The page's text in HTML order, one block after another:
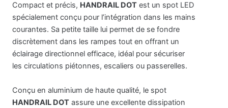
Compact et précis, HANDRAIL DOT est un spot LED
spécialement conçu pour l’intégration dans les mains
courantes. Sa petite taille lui permet de se fondre
discrètement dans les rampes tout en offrant un
éclairage directionnel efficace, idéal pour sécuriser
les circulations piétonnes, escaliers ou passerelles.
Conçu en aluminium de haute qualité, le spot
HANDRAIL DOT assure une excellente dissipation